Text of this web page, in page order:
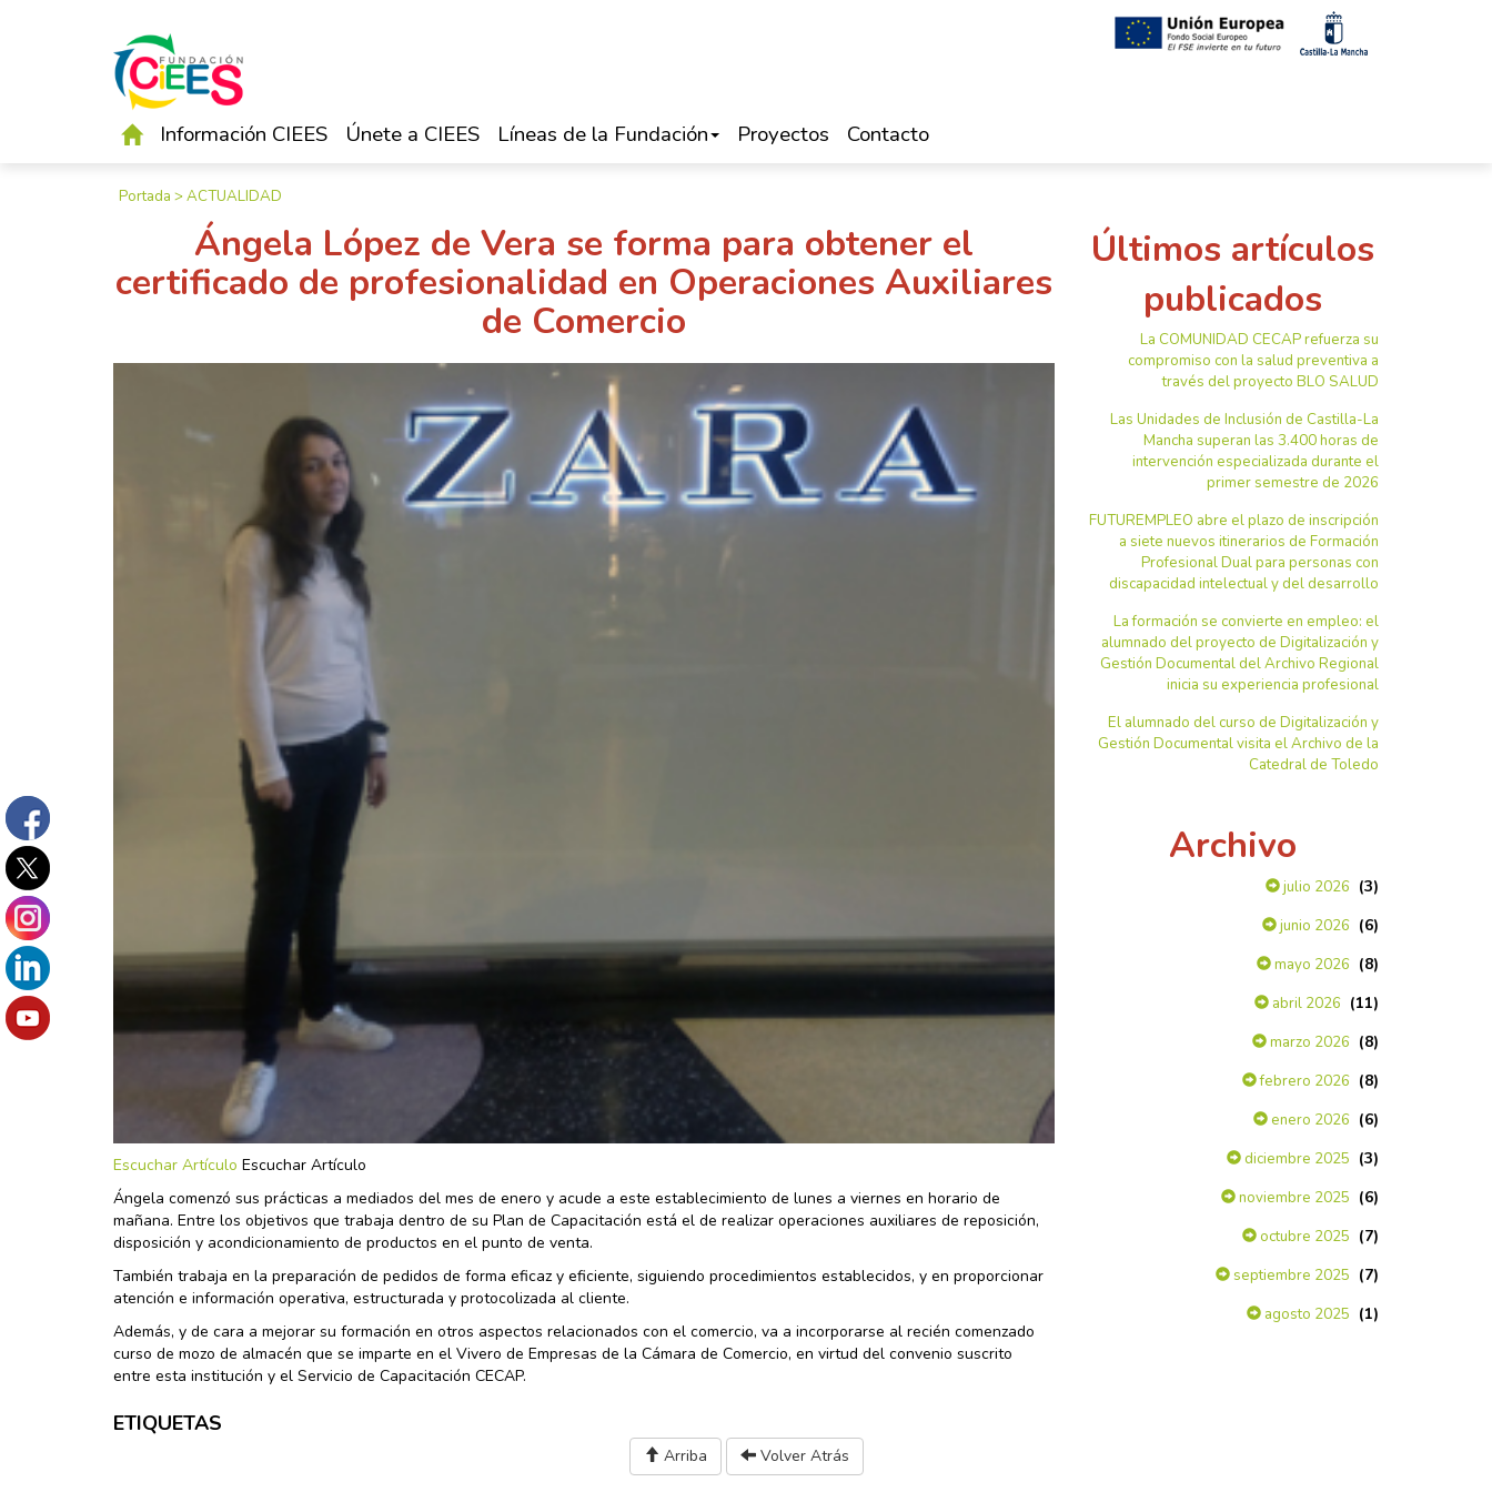
Información CIEES Únete a CIEES Líneas de la Fundación Proyectos Contacto
Portada >ACTUALIDAD
Ángela López de Vera se forma para obtener el
certificado de profesionalidad en Operaciones Auxiliares
de Comercio
Escuchar Artículo Escuchar Artículo
Ángela comenzó sus prácticas a mediados del mes de enero y acude a este establecimiento de lunes a viernes en horario de
mañana. Entre los objetivos que trabaja dentro de su Plan de Capacitación está el de realizar operaciones auxiliares de reposición,
disposición y acondicionamiento de productos en el punto de venta.
También trabaja en la preparación de pedidos de forma eficaz y eficiente, siguiendo procedimientos establecidos, y en proporcionar
atención e información operativa, estructurada y protocolizada al cliente.
Además, y de cara a mejorar su formación en otros aspectos relacionados con el comercio, va a incorporarse al recién comenzado
curso de mozo de almacén que se imparte en el Vivero de Empresas de la Cámara de Comercio, en virtud del convenio suscrito
entre esta institución y el Servicio de Capacitación CECAP.
Últimos artículos
publicados
La COMUNIDAD CECAP refuerza su
compromiso con la salud preventiva a
través del proyecto BLO SALUD
Las Unidades de Inclusión de Castilla-La
Mancha superan las 3.400 horas de
intervención especializada durante el
primer semestre de 2026
FUTUREMPLEO abre el plazo de inscripción
a siete nuevos itinerarios de Formación
Profesional Dual para personas con
discapacidad intelectual y del desarrollo
La formación se convierte en empleo: el
alumnado del proyecto de Digitalización y
Gestión Documental del Archivo Regional
inicia su experiencia profesional
El alumnado del curso de Digitalización y
Gestión Documental visita el Archivo de la
Catedral de Toledo
Archivo
julio 2026 (3)
junio 2026 (6)
mayo 2026 (8)
abril 2026 (11)
marzo 2026 (8)
febrero 2026 (8)
enero 2026 (6)
diciembre 2025 (3)
noviembre 2025 (6)
octubre 2025 (7)
septiembre 2025 (7)
agosto 2025 (1)
ETIQUETAS
Arriba Volver Atrás